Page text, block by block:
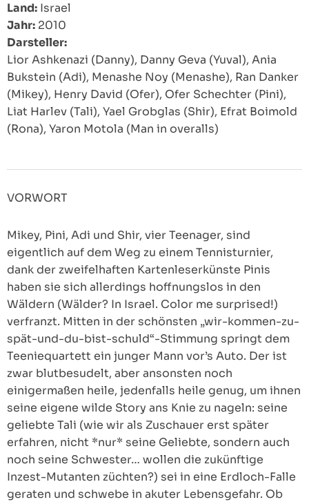
Land: Israel
Jahr: 2010
Darsteller:
Lior Ashkenazi (Danny), Danny Geva (Yuval), Ania
Bukstein (Adi), Menashe Noy (Menashe), Ran Danker
(Mikey), Henry David (Ofer), Ofer Schechter (Pini),
Liat Harlev (Tali), Yael Grobglas (Shir), Efrat Boimold
(Rona), Yaron Motola (Man in overalls)
VORWORT
Mikey, Pini, Adi und Shir, vier Teenager, sind
eigentlich auf dem Weg zu einem Tennisturnier,
dank der zweifelhaften Kartenleserkünste Pinis
haben sie sich allerdings hoffnungslos in den
Wäldern (Wälder? In Israel. Color me surprised!)
verfranzt. Mitten in der schönsten „wir-kommen-zu-
spät-und-du-bist-schuld“-Stimmung springt dem
Teeniequartett ein junger Mann vor’s Auto. Der ist
zwar blutbesudelt, aber ansonsten noch
einigermaßen heile, jedenfalls heile genug, um ihnen
seine eigene wilde Story ans Knie zu nageln: seine
geliebte Tali (wie wir als Zuschauer erst später
erfahren, nicht *nur* seine Geliebte, sondern auch
noch seine Schwester… wollen die zukünftige
Inzest-Mutanten züchten?) sei in eine Erdloch-Falle
geraten und schwebe in akuter Lebensgefahr. Ob